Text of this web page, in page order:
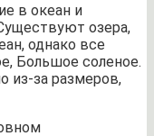
в океан и
озера,
однако все
Большое соленое.
из-за размеров,